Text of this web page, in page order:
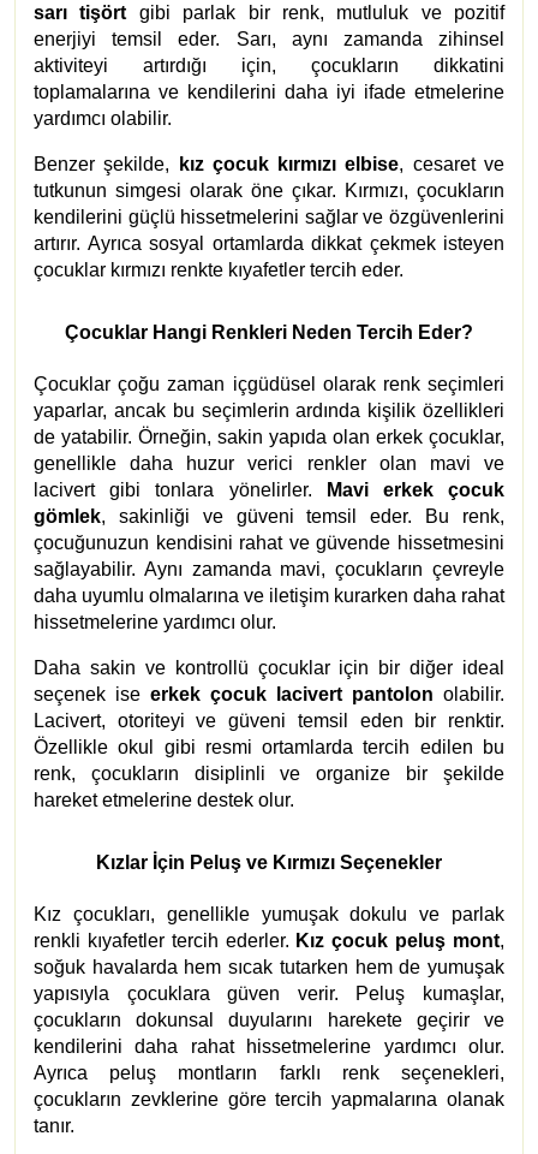
sarı tişört gibi parlak bir renk, mutluluk ve pozitif
enerjiyi temsil eder. Sarı, aynı zamanda zihinsel
aktiviteyi artırdığı için, çocukların dikkatini
toplamalarına ve kendilerini daha iyi ifade etmelerine
yardımcı olabilir.
Benzer şekilde, kız çocuk kırmızı elbise, cesaret ve
tutkunun simgesi olarak öne çıkar. Kırmızı, çocukların
kendilerini güçlü hissetmelerini sağlar ve özgüvenlerini
artırır. Ayrıca sosyal ortamlarda dikkat çekmek isteyen
çocuklar kırmızı renkte kıyafetler tercih eder.
Çocuklar Hangi Renkleri Neden Tercih Eder?
Çocuklar çoğu zaman içgüdüsel olarak renk seçimleri
yaparlar, ancak bu seçimlerin ardında kişilik özellikleri
de yatabilir. Örneğin, sakin yapıda olan erkek çocuklar,
genellikle daha huzur verici renkler olan mavi ve
lacivert gibi tonlara yönelirler.
Mavi erkek çocuk
gömlek, sakinliği ve güveni temsil eder. Bu renk,
çocuğunuzun kendisini rahat ve güvende hissetmesini
sağlayabilir. Aynı zamanda mavi, çocukların çevreyle
daha uyumlu olmalarına ve iletişim kurarken daha rahat
hissetmelerine yardımcı olur.
Daha sakin ve kontrollü çocuklar için bir diğer ideal
seçenek ise erkek çocuk lacivert pantolon olabilir.
Lacivert, otoriteyi ve güveni temsil eden bir renktir.
Özellikle okul gibi resmi ortamlarda tercih edilen bu
renk, çocukların disiplinli ve organize bir şekilde
hareket etmelerine destek olur.
Kızlar İçin Peluş ve Kırmızı Seçenekler
Kız çocukları, genellikle yumuşak dokulu ve parlak
renkli kıyafetler tercih ederler. Kız çocuk peluş mont,
soğuk havalarda hem sıcak tutarken hem de yumuşak
yapısıyla çocuklara güven verir. Peluş kumaşlar,
çocukların dokunsal duyularını harekete geçirir ve
kendilerini daha rahat hissetmelerine yardımcı olur.
Ayrıca peluş montların farklı renk seçenekleri,
çocukların zevklerine göre tercih yapmalarına olanak
tanır.